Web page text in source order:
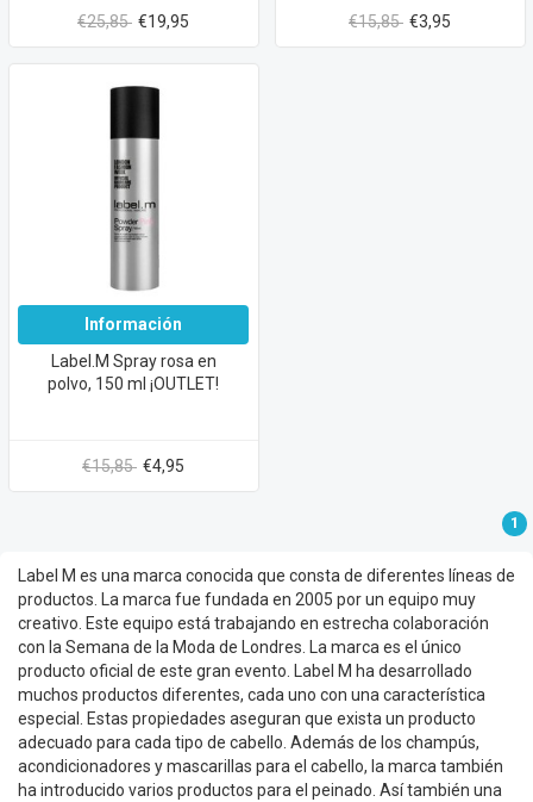
€25,85 €19,95 €15,85 €3,95
Información
Label.M Spray rosa en
polvo, 150 ml ¡OUTLET!
€15,85 €4,95
1
Label M es una marca conocida que consta de diferentes líneas de
productos. La marca fue fundada en 2005 por un equipo muy
creativo. Este equipo está trabajando en estrecha colaboración
con la Semana de la Moda de Londres. La marca es el único
producto oficial de este gran evento. Label M ha desarrollado
muchos productos diferentes, cada uno con una característica
especial. Estas propiedades aseguran que exista un producto
adecuado para cada tipo de cabello. Además de los champús,
acondicionadores y mascarillas para el cabello, la marca también
ha introducido varios productos para el peinado. Así también una